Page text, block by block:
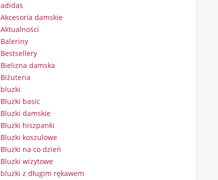
adidas
Akcesoria damskie
Aktualności
Baleriny
Bestsellery
Bielizna damska
Biżuteria
bluzki
Bluzki basic
Bluzki damskie
Bluzki hiszpanki
Bluzki koszulowe
Bluzki na co dzień
Bluzki wizytowe
bluzki z długim rękawem